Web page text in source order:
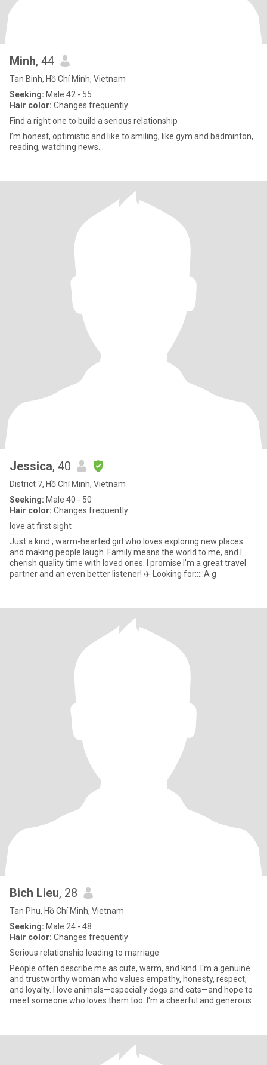
Minh, 44
Tan Binh, Hồ Chí Minh, Vietnam
Seeking: Male 42 - 55
Hair color: Changes frequently
Find a right one to build a serious relationship
I’m honest, optimistic and like to smiling, like gym and badminton,
reading, watching news…
Jessica, 40
District 7, Hồ Chí Minh, Vietnam
Seeking: Male 40 - 50
Hair color: Changes frequently
love at first sight
Just a kind , warm-hearted girl who loves exploring new places
and making people laugh. Family means the world to me, and I
cherish quality time with loved ones. I promise I’m a great travel
partner and an even better listener! ✈️ Looking for:::::A g
Bich Lieu, 28
Tan Phu, Hồ Chí Minh, Vietnam
Seeking: Male 24 - 48
Hair color: Changes frequently
Serious relationship leading to marriage
People often describe me as cute, warm, and kind. I'm a genuine
and trustworthy woman who values empathy, honesty, respect,
and loyalty. I love animals—especially dogs and cats—and hope to
meet someone who loves them too. I'm a cheerful and generous